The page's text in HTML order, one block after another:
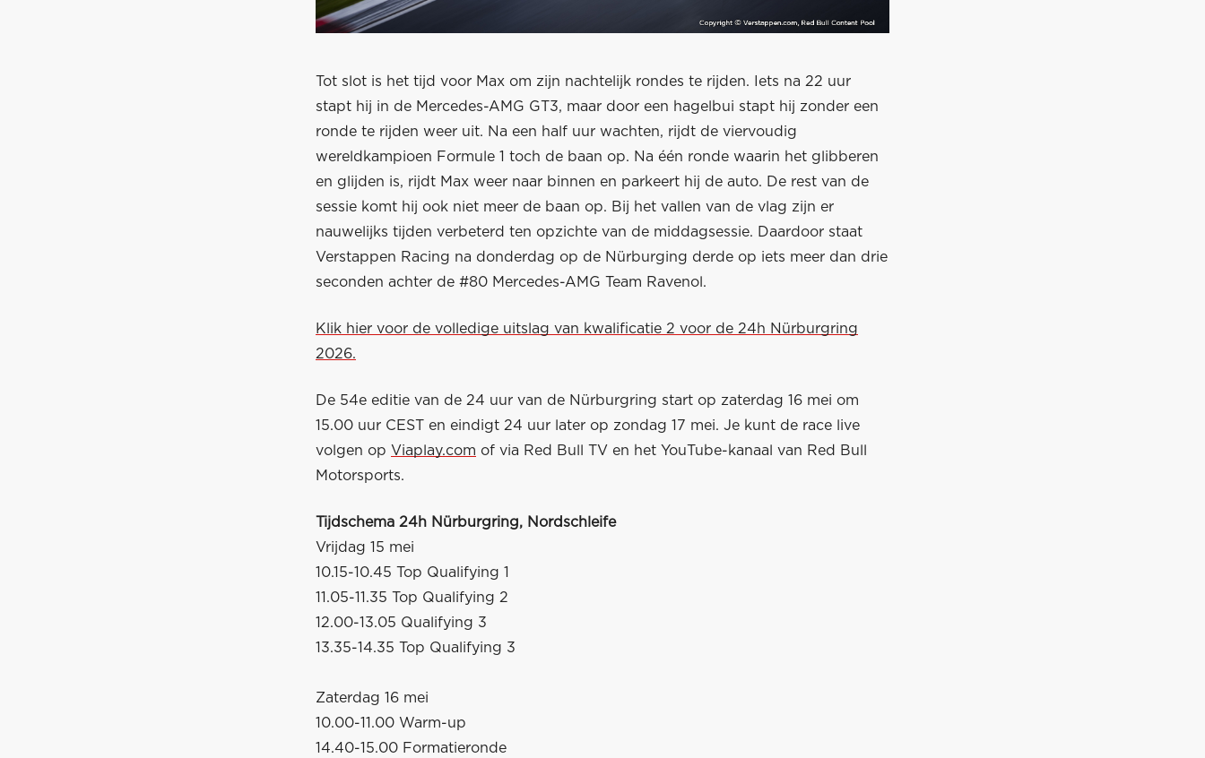
Tot slot is het tijd voor Max om zijn nachtelijk rondes te rijden. Iets na 22 uur
stapt hij in de Mercedes-AMG GT3, maar door een hagelbui stapt hij zonder een
ronde te rijden weer uit. Na een half uur wachten, rijdt de viervoudig
wereldkampioen Formule 1 toch de baan op. Na één ronde waarin het glibberen
en glijden is, rijdt Max weer naar binnen en parkeert hij de auto. De rest van de
sessie komt hij ook niet meer de baan op. Bij het vallen van de vlag zijn er
nauwelijks tijden verbeterd ten opzichte van de middagsessie. Daardoor staat
Verstappen Racing na donderdag op de Nürburging derde op iets meer dan drie
seconden achter de #80 Mercedes-AMG Team Ravenol.
Klik hier voor de volledige uitslag van kwalificatie 2 voor de 24h Nürburgring
2026.
De 54e editie van de 24 uur van de Nürburgring start op zaterdag 16 mei om
15.00 uur CEST en eindigt 24 uur later op zondag 17 mei. Je kunt de race live
volgen op Viaplay.com of via Red Bull TV en het YouTube-kanaal van Red Bull
Motorsports.
Tijdschema 24h Nürburgring, Nordschleife
Vrijdag 15 mei
10.15-10.45 Top Qualifying 1
11.05-11.35 Top Qualifying 2
12.00-13.05 Qualifying 3
13.35-14.35 Top Qualifying 3
Zaterdag 16 mei
10.00-11.00 Warm-up
14.40-15.00 Formatieronde